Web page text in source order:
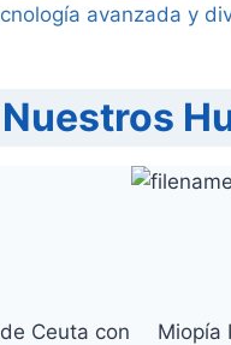
avanzada y
Ceuta con
Miopía